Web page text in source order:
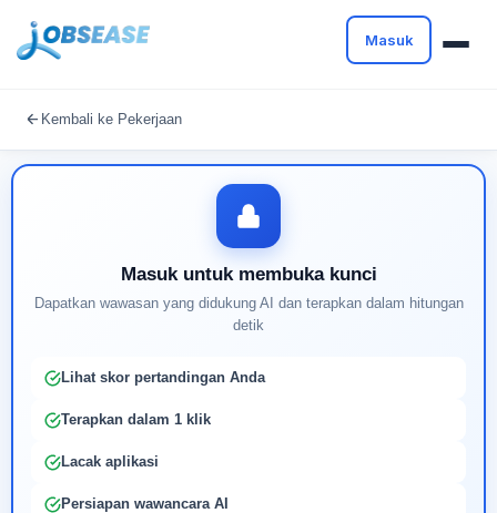
Masuk
Kembali ke Pekerjaan
Masuk untuk membuka kunci
Dapatkan wawasan yang didukung AI dan terapkan dalam hitungan
detik
Lihat skor pertandingan Anda
Terapkan dalam 1 klik
Lacak aplikasi
Persiapan wawancara AI
Buat profil Anda untuk membuka kunci pencocokan